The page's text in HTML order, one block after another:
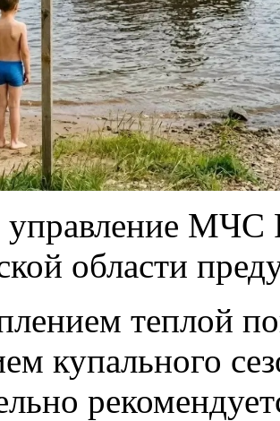
управление МЧС
области
теплой
купального